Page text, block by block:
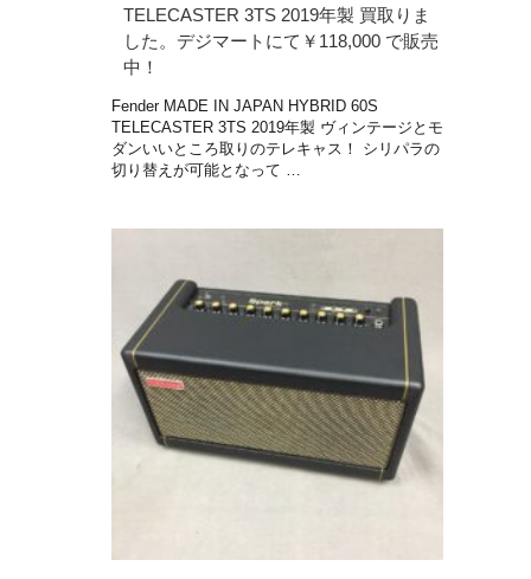
TELECASTER 3TS 2019年製 買取りま
した。デジマートにて￥118,000 で販売
中！
Fender MADE IN JAPAN HYBRID 60S
TELECASTER 3TS 2019年製 ヴィンテージとモ
ダンいいところ取りのテレキャス！ シリパラの
切り替えが可能となって …